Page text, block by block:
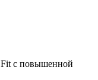
с повышенной